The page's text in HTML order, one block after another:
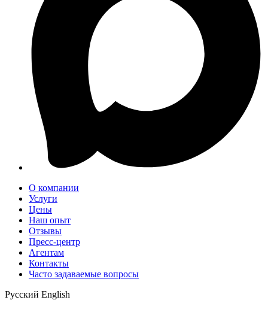
О компании
Услуги
Цены
Наш опыт
Отзывы
Пресс-центр
Агентам
Контакты
Часто задаваемые вопросы
Русский English